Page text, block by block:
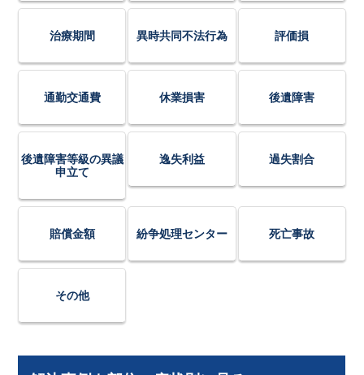
治療期間 異時共同不法行為 評価損
通勤交通費 休業損害 後遺障害
後遺障害等級の異議
申立て
逸失利益 過失割合
賠償金額 紛争処理センター 死亡事故
その他